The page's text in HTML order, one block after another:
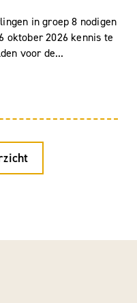
in groep 8 nodigen
oktober 2026 kennis te
voor de...